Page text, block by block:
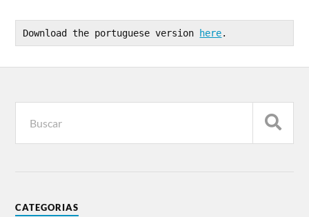
Download the portuguese version here.
CATEGORIAS